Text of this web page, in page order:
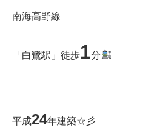
南海高野線
「白鷺駅」徒歩1分
平成24年建築☆彡